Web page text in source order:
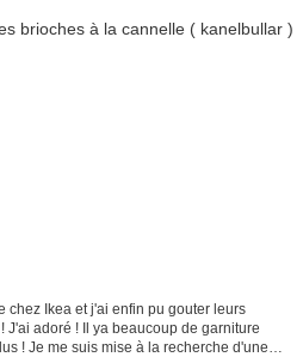
chez Ikea et j'ai enfin pu gouter leurs
J'ai adoré ! Il ya beaucoup de garniture
! Je me suis mise à la recherche d'une